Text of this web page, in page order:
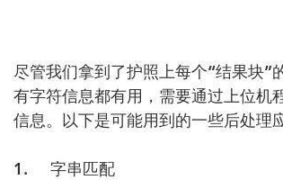
尽管我们拿到了护照上每个“结果块
有字符信息都有用，需要通过上位机
信息。以下是可能用到的一些后处理
1.     字串匹配